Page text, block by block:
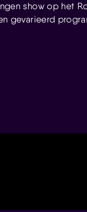
show op het
gevarieerd